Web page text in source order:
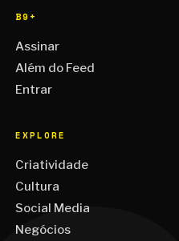
B9+
Assinar
Além do Feed
Entrar
EXPLORE
Criatividade
Cultura
Social Media
Negócios